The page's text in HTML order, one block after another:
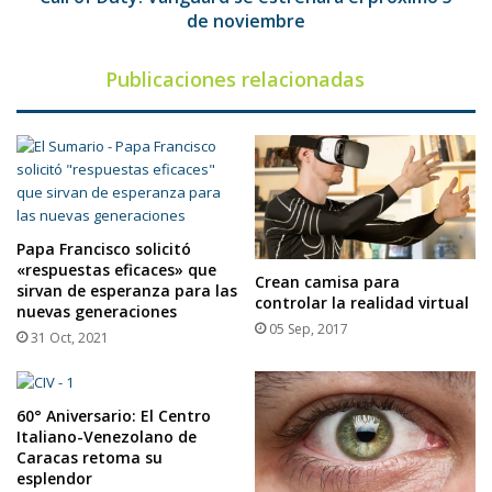
de noviembre
Publicaciones relacionadas
Papa Francisco solicitó
«respuestas eficaces» que
sirvan de esperanza para las
nuevas generaciones
31 Oct, 2021
Crean camisa para
controlar la realidad virtual
05 Sep, 2017
60° Aniversario: El Centro
Italiano-Venezolano de
Caracas retoma su
esplendor